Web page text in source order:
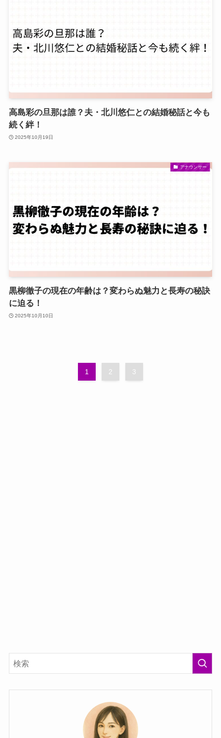
高島彩の旦那は誰？夫・北川悠仁との結婚秘話と今も
続く絆！
2025年10月19日
アナウンサー
黒柳徹子の現在の年齢は？変わらぬ魅力と長寿の秘訣
に迫る！
2025年10月10日
1 2 3